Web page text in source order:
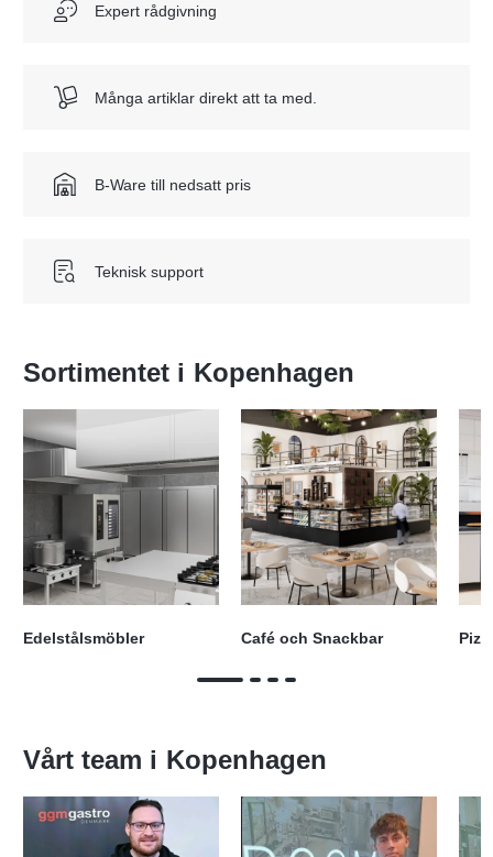
Expert rådgivning
Många artiklar direkt att ta med.
B-Ware till nedsatt pris
Teknisk support
Sortimentet i Kopenhagen
Edelstålsmöbler Café och Snackbar
Vårt team i Kopenhagen